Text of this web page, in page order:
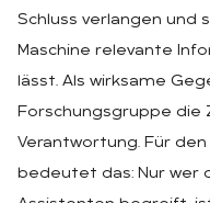
Schluss verlangen und
Maschine relevante
lässt. Als wirksame
Forschungsgruppe die
Verantwortung. Für
bedeutet das: Nur wer